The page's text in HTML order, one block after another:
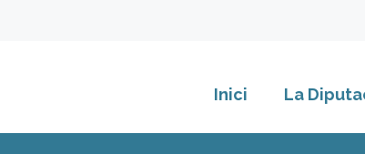
Inici La